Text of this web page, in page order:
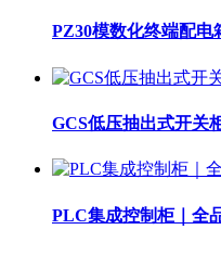
PZ30模数化终端配电
GCS低压抽出式开关
PLC集成控制柜｜全